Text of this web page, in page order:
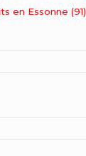
en Essonne (91)